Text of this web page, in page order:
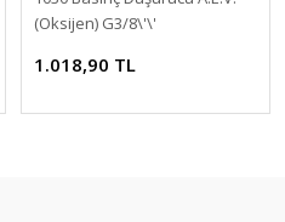
(Oksijen) G3/8\'\'
1.018,90 TL